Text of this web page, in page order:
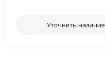
Уточнить наличие